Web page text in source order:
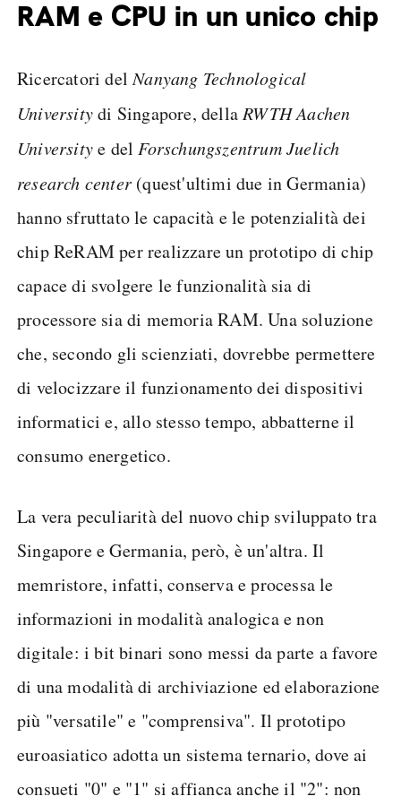
RAM e CPU in un unico chip
Ricercatori delNanyang Technological
Universitydi Singapore, dellaRWTH Aachen
Universitye delForschungszentrum Juelich
research center (quest'ultimi due in Germania)
hanno sfruttato le capacità e le potenzialità dei
chip ReRAM per realizzare un prototipo di chip
capace di svolgere le funzionalità sia di
processore sia di memoria RAM. Una soluzione
che, secondo gli scienziati, dovrebbe permettere
di velocizzare il funzionamento dei dispositivi
informatici e, allo stesso tempo, abbatterne il
consumo energetico.
La vera peculiarità del nuovo chip sviluppato tra
Singapore e Germania, però, è un'altra. Il
memristore, infatti, conserva e processa le
informazioni in modalità analogica e non
digitale: i bit binari sono messi da parte a favore
di una modalità di archiviazione ed elaborazione
più "versatile" e "comprensiva". Il prototipo
euroasiatico adotta un sistema ternario, dove ai
consueti "0" e "1" si affianca anche il "2": non